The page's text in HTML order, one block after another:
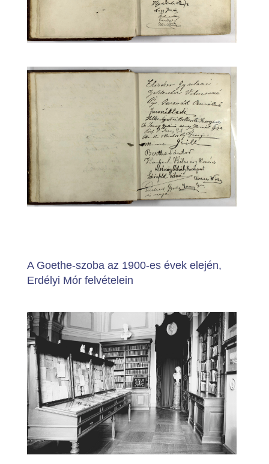
A Goethe-szoba az 1900-es évek elején,
Erdélyi Mór felvételein